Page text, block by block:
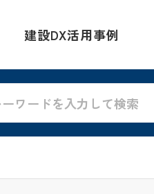
建設DX活用事例